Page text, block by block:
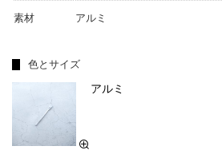
素材 アルミ
色とサイズ
アルミ